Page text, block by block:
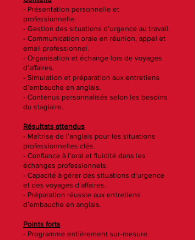
- Présentation personnelle et
professionnelle.
- Gestion des situations d’urgence au travail.
- Communication orale en réunion, appel et
email professionnel.
- Organisation et échange lors de voyages
d’affaires.
- Simulation et préparation aux entretiens
d’embauche en anglais.
- Contenus personnalisés selon les besoins
du stagiaire.
Résultats attendus
- Maîtrise de l’anglais pour les situations
professionnelles clés.
- Confiance à l’oral et fluidité dans les
échanges professionnels.
- Capacité à gérer des situations d’urgence
et des voyages d’affaires.
- Préparation réussie aux entretiens
d’embauche en anglais.
Points forts
- Programme entièrement sur-mesure.